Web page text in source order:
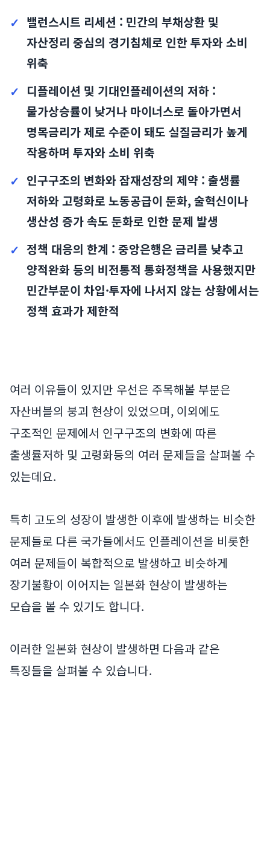
밸런스시트 리세션 : 민간의 부채상환 및
자산정리 중심의 경기침체로 인한 투자와 소비
위축
디플레이션 및 기대인플레이션의 저하 :
물가상승률이 낮거나 마이너스로 돌아가면서
명목금리가 제로 수준이 돼도 실질금리가 높게
작용하며 투자와 소비 위축
인구구조의 변화와 잠재성장의 제약 : 출생률
저하와 고령화로 노동공급이 둔화, 술혁신이나
생산성 증가 속도 둔화로 인한 문제 발생
정책 대응의 한계 : 중앙은행은 금리를 낮추고
양적완화 등의 비전통적 통화정책을 사용했지만
민간부문이 차입·투자에 나서지 않는 상황에서는
정책 효과가 제한적
여러 이유들이 있지만 우선은 주목해볼 부분은
자산버블의 붕괴 현상이 있었으며, 이외에도
구조적인 문제에서 인구구조의 변화에 따른
출생률저하 및 고령화등의 여러 문제들을 살펴볼 수
있는데요.
특히 고도의 성장이 발생한 이후에 발생하는 비슷한
문제들로 다른 국가들에서도 인플레이션을 비롯한
여러 문제들이 복합적으로 발생하고 비슷하게
장기불황이 이어지는 일본화 현상이 발생하는
모습을 볼 수 있기도 합니다.
이러한 일본화 현상이 발생하면 다음과 같은
특징들을 살펴볼 수 있습니다.